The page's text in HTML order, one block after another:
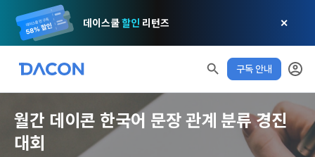
데이스쿨할인 리턴즈 ✕
구독 안내
MY XP
LEVEL 1 다음 레벨까지150 XP
이용약관
제 1 조 (목적)
개인정보 처리방침
마케팅 정보 수신 동의
1. 광고성 정보의 이용목적
월간 데이콘 한국어 문장 관계 분류 경진
대회